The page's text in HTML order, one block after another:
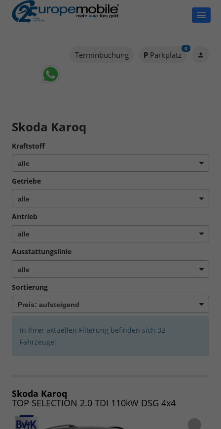
Terminbuchung Parkplatz
0
Skoda Karoq
Kraftstoff
Getriebe
Antrieb
Ausstattungslinie
Sortierung
In Ihrer aktuellen Filterung befinden sich 32
Fahrzeuge:
Skoda Karoq
TOP SELECTION 2.0 TDI 110kW DSG 4x4